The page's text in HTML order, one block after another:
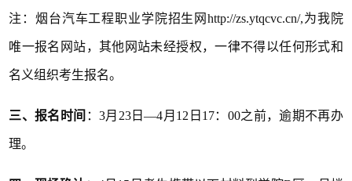
注：烟台汽车工程职业学院招生网http://zs.ytqcvc.cn/,为我院
唯一报名网站，其他网站未经授权，一律不得以任何形式和
名义组织考生报名。
三、报名时间 ：3月23日—4月12日17：00之前，逾期不再办
理。